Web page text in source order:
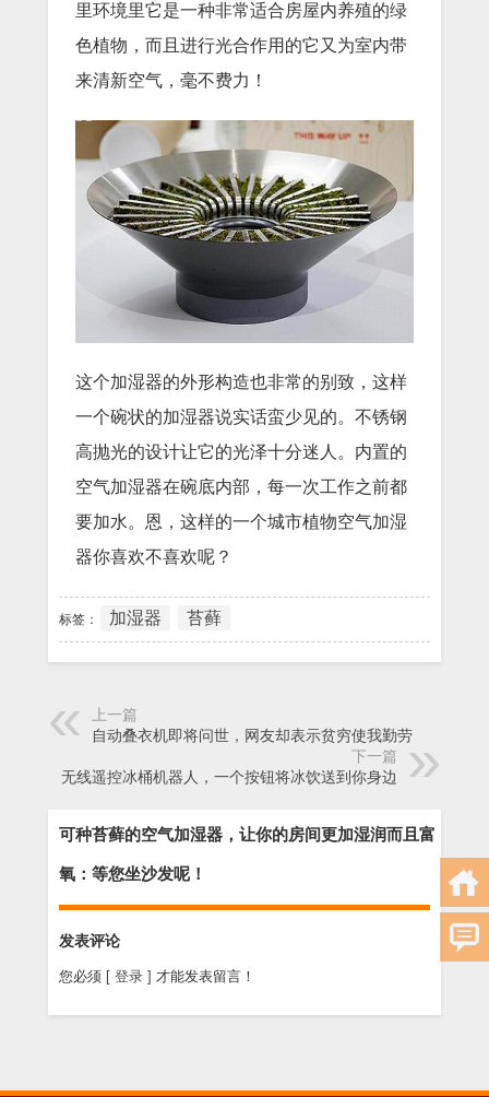
里环境里它是一种非常适合房屋内养殖的绿
色植物，而且进行光合作用的它又为室内带
来清新空气，毫不费力！
这个加湿器的外形构造也非常的别致，这样
一个碗状的加湿器说实话蛮少见的。不锈钢
高抛光的设计让它的光泽十分迷人。内置的
空气加湿器在碗底内部，每一次工作之前都
要加水。恩，这样的一个城市植物空气加湿
器你喜欢不喜欢呢？
标签： 加湿器 苔藓
上一篇
自动叠衣机即将问世，网友却表示贫穷使我勤劳
下一篇
无线遥控冰桶机器人，一个按钮将冰饮送到你身边
可种苔藓的空气加湿器，让你的房间更加湿润而且富
氧：等您坐沙发呢！
发表评论
您必须 [ 登录 ] 才能发表留言！